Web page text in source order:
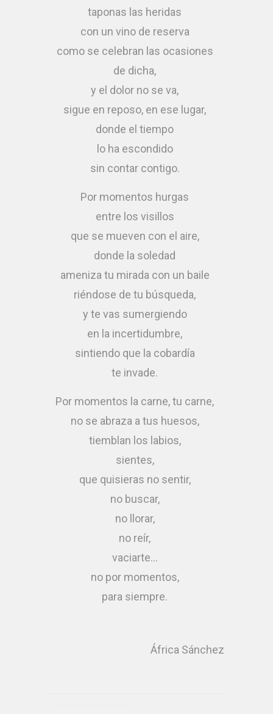
taponas las heridas
con un vino de reserva
como se celebran las ocasiones
de dicha,
y el dolor no se va,
sigue en reposo, en ese lugar,
donde el tiempo
lo ha escondido
sin contar contigo.
Por momentos hurgas
entre los visillos
que se mueven con el aire,
donde la soledad
ameniza tu mirada con un baile
riéndose de tu búsqueda,
y te vas sumergiendo
en la incertidumbre,
sintiendo que la cobardía
te invade.
Por momentos la carne, tu carne,
no se abraza a tus huesos,
tiemblan los labios,
sientes,
que quisieras no sentir,
no buscar,
no llorar,
no reír,
vaciarte…
no por momentos,
para siempre.
África Sánchez